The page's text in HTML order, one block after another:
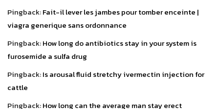
Pingback:Fait-il lever les jambes pour tomber enceinte |
viagra generique sans ordonnance
Pingback:How long do antibiotics stay in your system is
furosemide a sulfa drug
Pingback:Is arousal fluid stretchy ivermectin injection for
cattle
Pingback:How long can the average man stay erect